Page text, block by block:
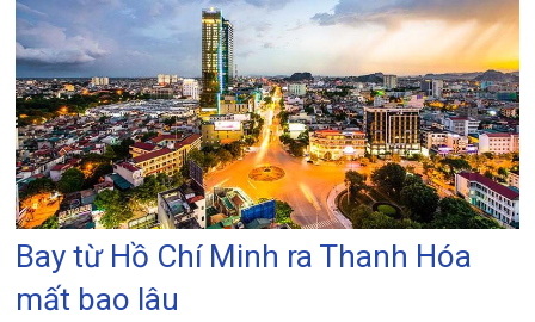
tâm
Bay từ Hồ Chí Minh ra Thanh Hóa
mất bao lâu